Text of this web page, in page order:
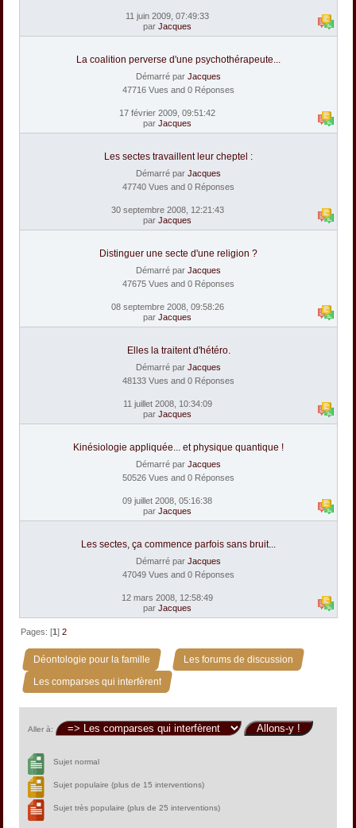
11 juin 2009, 07:49:33
par Jacques
La coalition perverse d'une psychothérapeute...
Démarré par Jacques
47716 Vues and 0 Réponses
17 février 2009, 09:51:42
par Jacques
Les sectes travaillent leur cheptel :
Démarré par Jacques
47740 Vues and 0 Réponses
30 septembre 2008, 12:21:43
par Jacques
Distinguer une secte d'une religion ?
Démarré par Jacques
47675 Vues and 0 Réponses
08 septembre 2008, 09:58:26
par Jacques
Elles la traitent d'hétéro.
Démarré par Jacques
48133 Vues and 0 Réponses
11 juillet 2008, 10:34:09
par Jacques
Kinésiologie appliquée... et physique quantique !
Démarré par Jacques
50526 Vues and 0 Réponses
09 juillet 2008, 05:16:38
par Jacques
Les sectes, ça commence parfois sans bruit...
Démarré par Jacques
47049 Vues and 0 Réponses
12 mars 2008, 12:58:49
par Jacques
Pages: [1]2
Déontologie pour la famille » Les forums de discussion »
Les comparses qui interfèrent
Aller à:
Sujet normal
Sujet populaire (plus de 15 interventions)
Sujet très populaire (plus de 25 interventions)